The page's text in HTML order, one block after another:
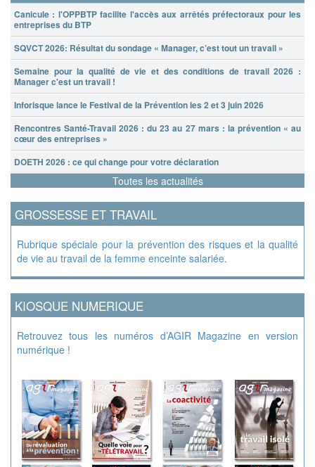
Canicule : l'OPPBTP facilite l'accès aux arrêtés préfectoraux pour les
entreprises du BTP
SQVCT 2026: Résultat du sondage « Manager, c’est tout un travail »
Semaine pour la qualité de vie et des conditions de travail 2026 :
Manager c'est un travail !
Inforisque lance le Festival de la Prévention les 2 et 3 juin 2026
Rencontres Santé-Travail 2026 : du 23 au 27 mars : la prévention « au
cœur des entreprises »
DOETH 2026 : ce qui change pour votre déclaration
Toutes les actualités
GROSSESSE ET TRAVAIL
Rubrique spéciale pour la prévention des risques et la qualité
de vie au travail de la femme enceinte salariée.
KIOSQUE NUMERIQUE
Retrouvez tous les numéros d’AGIR Magazine en version
numérique !